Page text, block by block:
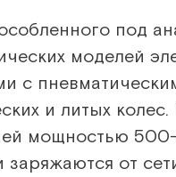
под
моделей
с
и литых
мощностью
заряжаются от